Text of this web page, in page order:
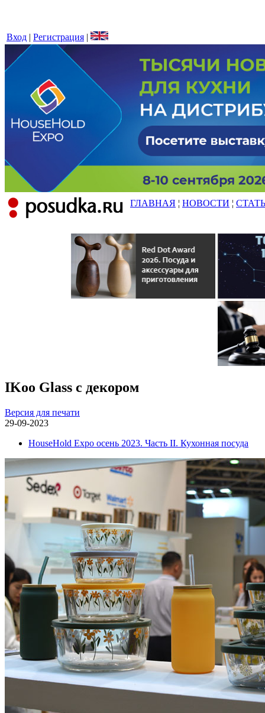
Вход | Регистрация |
ГЛАВНАЯ ¦ НОВОСТИ ¦
IKoo Glass c декором
Версия для печати
29-09-2023
HouseHold Expo осень 2023. Часть II. Кухонная посуда